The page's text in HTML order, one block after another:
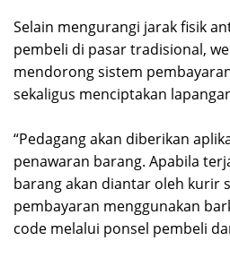
Selain mengurangi jarak fisik
pembeli di pasar tradisional,
mendorong sistem
sekaligus menciptakan
“Pedagang akan diberikan
penawaran barang. Apabila
barang akan diantar oleh kurir
pembayaran menggunakan
code melalui ponsel pembeli